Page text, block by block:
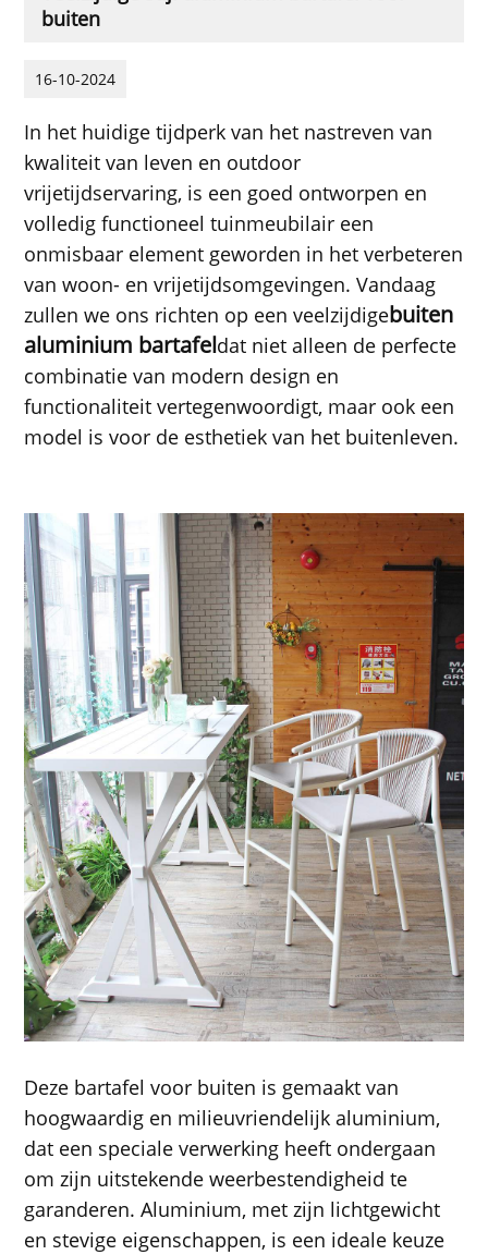
buiten
16-10-2024
In het huidige tijdperk van het nastreven van
kwaliteit van leven en outdoor
vrijetijdservaring, is een goed ontworpen en
volledig functioneel tuinmeubilair een
onmisbaar element geworden in het verbeteren
van woon- en vrijetijdsomgevingen. Vandaag
zullen we ons richten op een veelzijdigebuiten
aluminium bartafeldat niet alleen de perfecte
combinatie van modern design en
functionaliteit vertegenwoordigt, maar ook een
model is voor de esthetiek van het buitenleven.
Deze bartafel voor buiten is gemaakt van
hoogwaardig en milieuvriendelijk aluminium,
dat een speciale verwerking heeft ondergaan
om zijn uitstekende weerbestendigheid te
garanderen. Aluminium, met zijn lichtgewicht
en stevige eigenschappen, is een ideale keuze